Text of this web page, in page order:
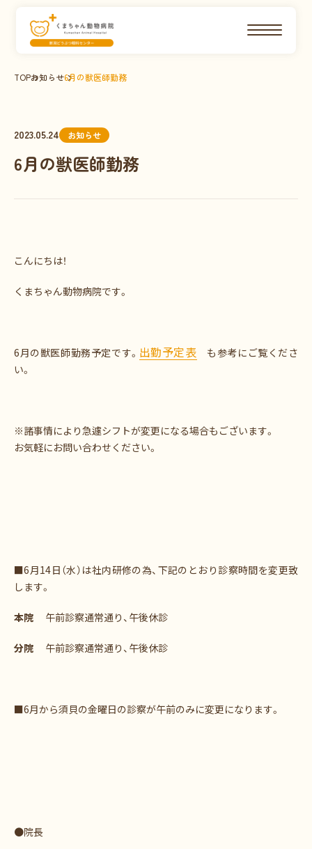
TOPお知らせ6月の獣医師勤務
2023.05.24 お知らせ
6月の獣医師勤務
こんにちは！
くまちゃん動物病院です。
6月の獣医師勤務予定です。 出勤予定表 も参考にご覧くださ
い。
※諸事情により急遽シフトが変更になる場合もございます。
お気軽にお問い合わせください。
■6月14日（水）は社内研修の為、下記のとおり診察時間を変更致
します。
本院 午前診察通常通り、午後休診
分院 午前診察通常通り、午後休診
■6月から須貝の金曜日の診察が午前のみに変更になります。
●院長